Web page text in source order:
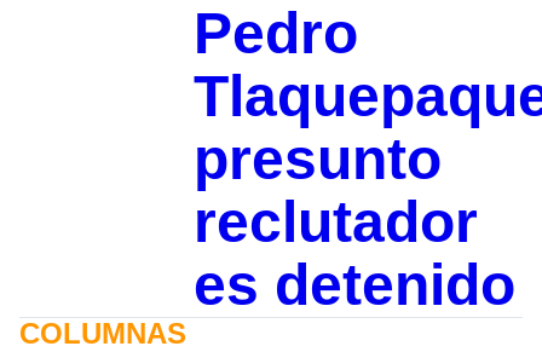
Pedro
presunto
reclutador
es detenido
COLUMNAS